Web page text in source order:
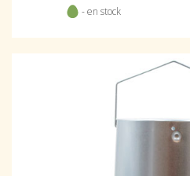
- en stock